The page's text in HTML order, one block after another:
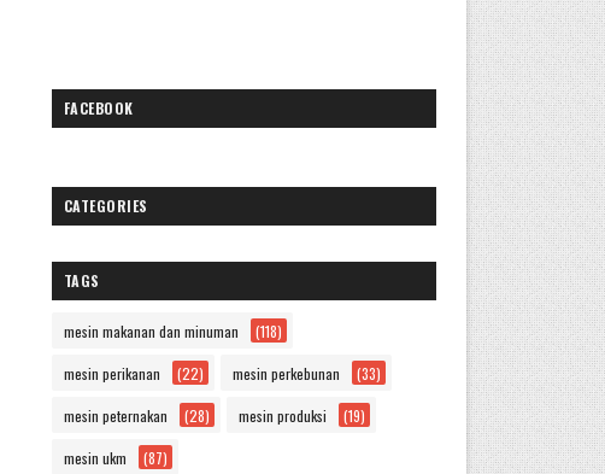
FACEBOOK
CATEGORIES
TAGS
mesin makanan dan minuman (118)
mesin perikanan (22) mesin perkebunan (33)
mesin peternakan (28) mesin produksi (19)
mesin ukm (87)